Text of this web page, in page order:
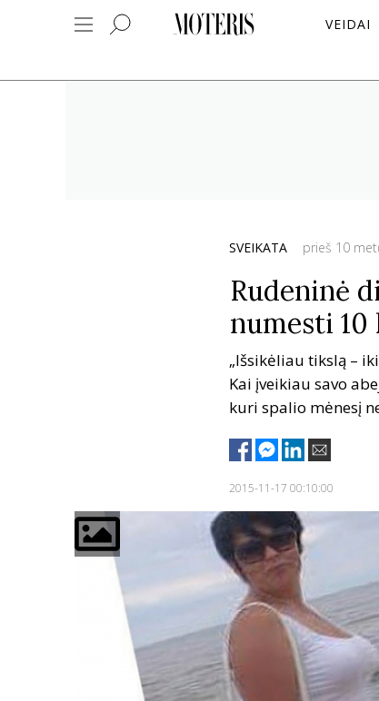
VEIDAI
SVEIKATA prieš 10
Rudeninė
numesti 10
„Išsikėliau tikslą –
Kai įveikiau savo
kuri spalio mėnesį
2015-11-17 00:10:00